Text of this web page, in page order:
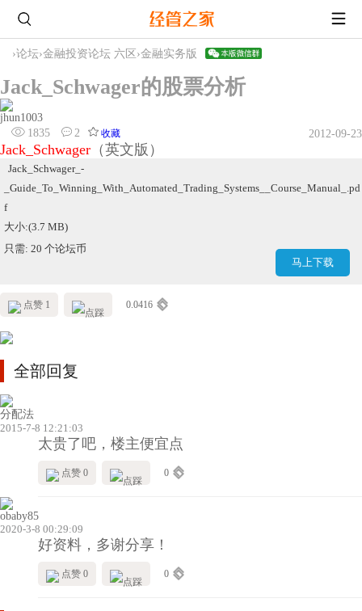
›论坛›金融投资论坛 六区 ›金融实务版
Jack_Schwager的股票分析
jhun1003
1835
2 收藏 2012-09-23
Jack_Schwager （英文版）
Jack_Schwager_-
_Guide_To_Winning_With_Automated_Trading_Systems__Course_Manual_.pd
f
大小:(3.7 MB)
只需: 20 个论坛币
马上下载
点赞 1 0.0416
全部回复
分配法
2015-7-8 12:21:03
太贵了吧，楼主便宜点
点赞 0 0
obaby85
2020-3-8 00:29:09
好资料，多谢分享！
点赞 0 0